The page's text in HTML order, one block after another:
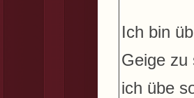
Ich bin
Geige zu
ich übe